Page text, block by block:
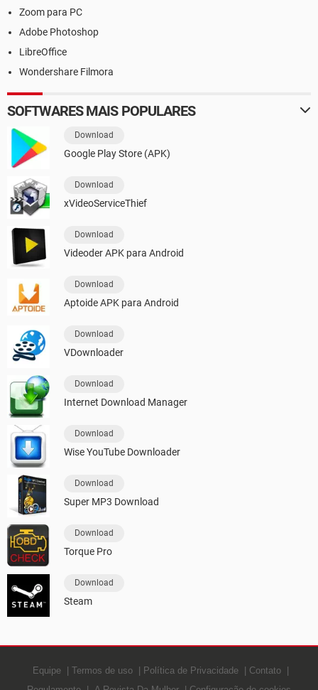
Zoom para PC
Adobe Photoshop
LibreOffice
Wondershare Filmora
SOFTWARES MAIS POPULARES
Download
Google Play Store (APK)
Download
xVideoServiceThief
Download
Videoder APK para Android
Download
Aptoide APK para Android
Download
VDownloader
Download
Internet Download Manager
Download
Wise YouTube Downloader
Download
Super MP3 Download
Download
Torque Pro
Download
Steam
Equipe Termos de uso Política de Privacidade
Contato